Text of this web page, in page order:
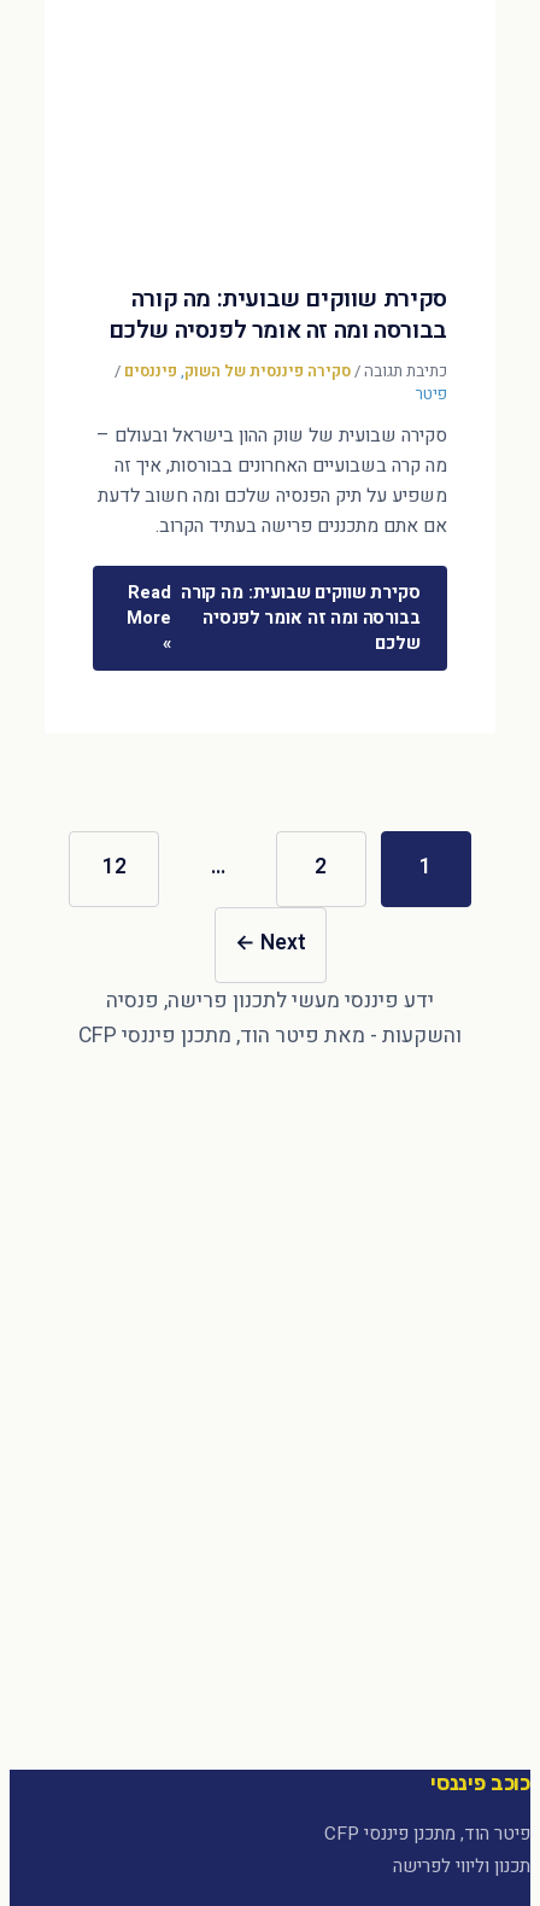
סקירת שווקים שבועית: מה קורה
בבורסה ומה זה אומר לפנסיה שלכם
כתיבת תגובה/סקירה פיננסית של השוק, פיננסים /
פיטר
סקירה שבועית של שוק ההון בישראל ובעולם –
מה קרה בשבועיים האחרונים בבורסות, איך זה
משפיע על תיק הפנסיה שלכם ומה חשוב לדעת
אם אתם מתכננים פרישה בעתיד הקרוב.
סקירת שווקים שבועית: מה קורה
בבורסה ומה זה אומר לפנסיה
שלכם
Read
More
»
1
2
…
12
Next
←
כוכב פיננסי
פיטר הוד, מתכנן פיננסי CFP
תכנון וליווי לפרישה